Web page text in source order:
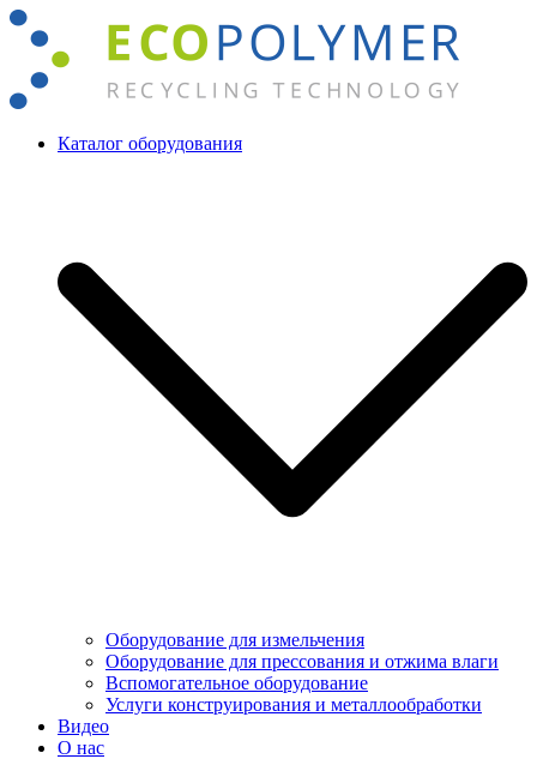
Перейти
содержимому
Каталог оборудования
Оборудование для измельчения
Оборудование для прессования и отжима влаги
Вспомогательное оборудование
Услуги конструирования и металлообработки
Видео
О нас